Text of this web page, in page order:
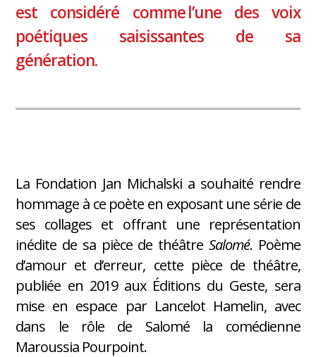
est considéré comme l’une des voix
poétiques saisissantes de sa
génération.
La Fondation Jan Michalski a souhaité rendre
hommage à ce poète en exposant une série de
ses collages et offrant une représentation
inédite de sa pièce de théâtre Salomé. Poème
d’amour et d’erreur, cette pièce de théâtre,
publiée en 2019 aux Éditions du Geste, sera
mise en espace par Lancelot Hamelin, avec
dans le rôle de Salomé la comédienne
Maroussia Pourpoint.